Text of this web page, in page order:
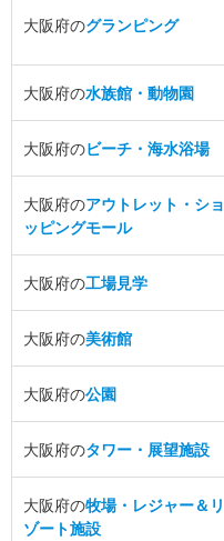
大阪府のグランピング
大阪府の水族館・動物園
大阪府のビーチ・海水浴場
大阪府のアウトレット・ショ
ッピングモール
大阪府の工場見学
大阪府の美術館
大阪府の公園
大阪府のタワー・展望施設
大阪府の牧場・レジャー＆リ
ゾート施設